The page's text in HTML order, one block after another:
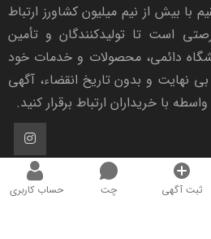
ثبت آگهی چت حساب کاربری
بیش از نیم میلیون کشاورز ارتباط
است تا تولیدکنندگان و تأمین
دائمی، محصولات و خدمات خود
نهایت و بدون تاریخ انقضاء، آگهی
با خریداران ارتباط برقرار کنید.
حقوق این سایت محفوظ و متعلق به پاساژ